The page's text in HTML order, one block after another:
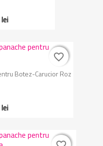
Botez-Carucior Roz
favorite_border
favorite_border